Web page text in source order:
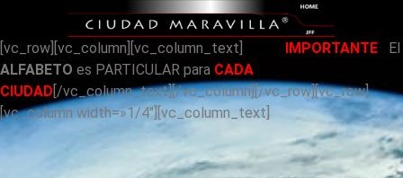
[vc_row][vc_column][vc_column_text] IMPORTANTE El
ALFABETO es PARTICULAR para CADA
CIUDAD [/vc_column_text][/vc_column][/vc_row][vc_row]
[vc_column width=»1/4″][vc_column_text]